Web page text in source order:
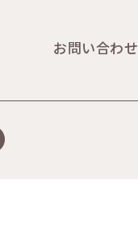
お問い合わせ